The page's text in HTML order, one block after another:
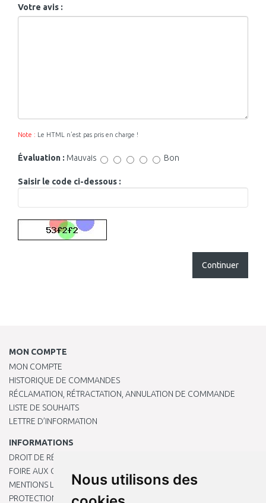
Nous utilisons des
Votre avis :
Note : Le HTML n’est pas pris en charge !
Évaluation : Mauvais Bon
Saisir le code ci-dessous :
Continuer
MON COMPTE
MON COMPTE
HISTORIQUE DE COMMANDES
RÉCLAMATION, RÉTRACTATION, ANNULATION DE COMMANDE
LISTE DE SOUHAITS
LETTRE D’INFORMATION
INFORMATIONS
DROIT DE RÉTRACTATION
FOIRE AUX QUESTIONS
MENTIONS LÉGALES
PROTECTION DES DONNÉES PERSONNELLES